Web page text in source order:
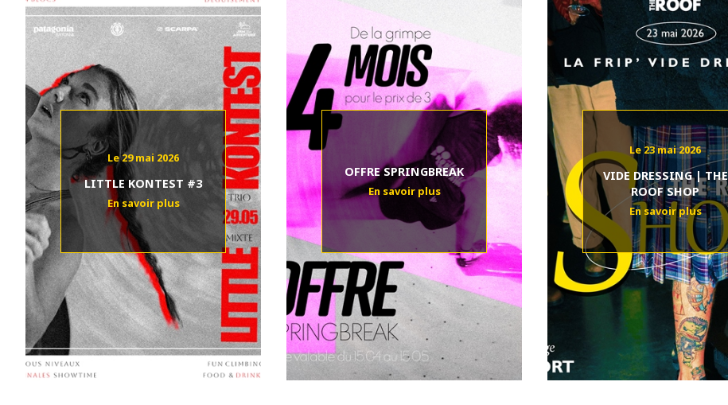
Le 29 mai 2026
LITTLE KONTEST #3
OFFRE SPRINGBREAK
Le 23 mai 2026
VIDE DRESSING | THE
ROOF SHOP